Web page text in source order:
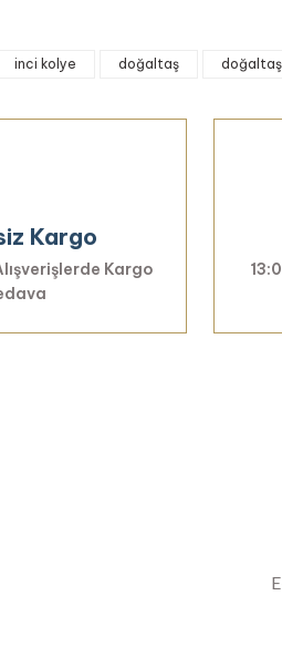
için teşekkür ederiz.
kalitesiz, bozuk veya görüntülenemiyor.
farklı alternatifler olmalı.
inci kolye doğaltaş
Kargo
Kargo